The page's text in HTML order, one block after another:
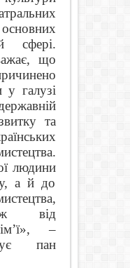
сфері.
що
у галузі
та
людини
а й до
від
’ї», –
пан